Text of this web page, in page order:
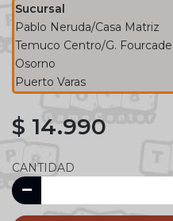
Sucursal
Pablo Neruda/Casa Matriz
Temuco Centro/G. Fourcade
Osorno
Puerto Varas
$ 14.990
CANTIDAD